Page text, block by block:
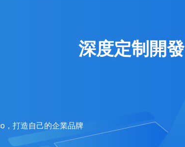
深度定制開發
，打造自己的企業品牌